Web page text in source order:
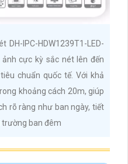
DH-IPC-HDW1239T1-LED-
cực kỳ sắc nét lên đến
chuẩn quốc tế. Với khả
khoảng cách 20m, giúp
rõ ràng như ban ngày, tiết
trường ban đêm